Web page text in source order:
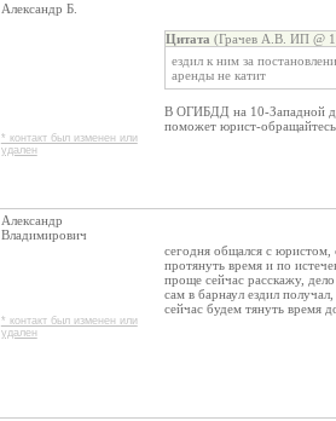
Александр Б.
* контакт был изменен или
удален
Цитата (Грачев А.В. ИП @
ездил к ним за
аренды не катит
В ОГИБДД на 10-Западной
поможет юрист-
Александр
Владимирович
* контакт был изменен или
удален
сегодня общался с
протянуть время и по
проще сейчас расскажу,
сам в барнаул ездил
сейчас будем тянуть время